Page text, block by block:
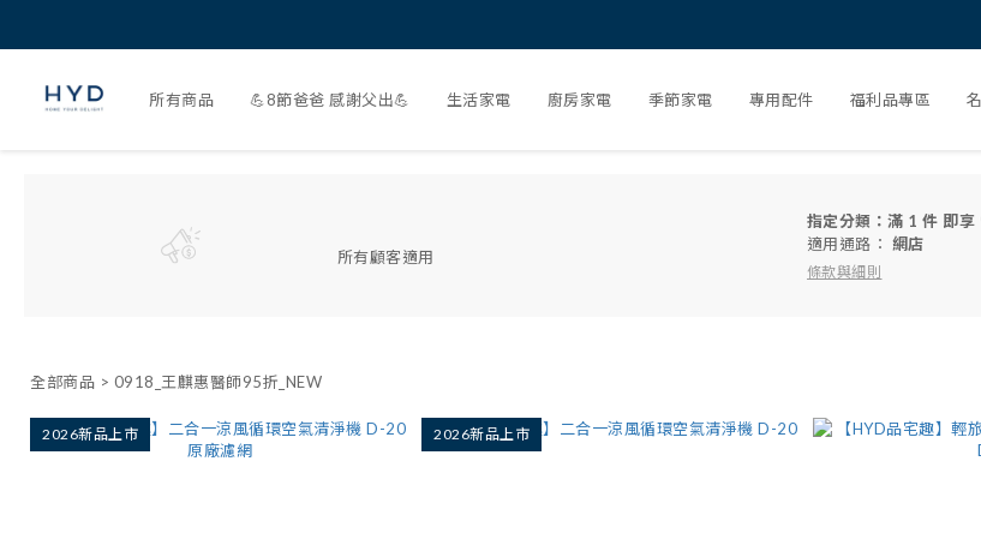
所有商品 💪8節爸爸 感謝父出💪 生活家電 廚房家電 季節家電 專用配件 福利品專區
所有顧客適用
指定分類：滿 1 件 即享
適用通路： 網店
條款與細則
全部商品 > 0918_王麒惠醫師95折_NEW
2026新品上市 2026新品上市